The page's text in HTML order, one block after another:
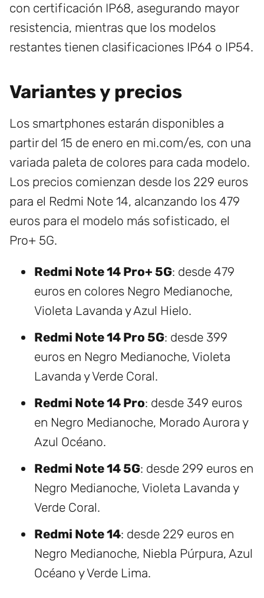
con certificación IP68, asegurando mayor
resistencia, mientras que los modelos
restantes tienen clasificaciones IP64 o IP54.
Variantes y precios
Los smartphones estarán disponibles a
partir del 15 de enero en mi.com/es, con una
variada paleta de colores para cada modelo.
Los precios comienzan desde los 229 euros
para el Redmi Note 14, alcanzando los 479
euros para el modelo más sofisticado, el
Pro+ 5G.
Redmi Note 14 Pro+ 5G: desde 479
euros en colores Negro Medianoche,
Violeta Lavanda y Azul Hielo.
Redmi Note 14 Pro 5G: desde 399
euros en Negro Medianoche, Violeta
Lavanda y Verde Coral.
Redmi Note 14 Pro: desde 349 euros
en Negro Medianoche, Morado Aurora y
Azul Océano.
Redmi Note 14 5G: desde 299 euros en
Negro Medianoche, Violeta Lavanda y
Verde Coral.
Redmi Note 14: desde 229 euros en
Negro Medianoche, Niebla Púrpura, Azul
Océano y Verde Lima.